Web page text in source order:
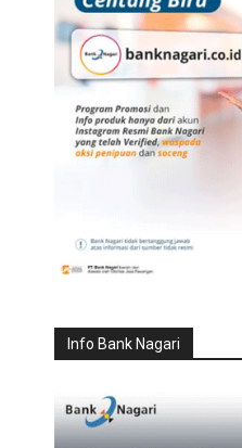
Info Bank Nagari